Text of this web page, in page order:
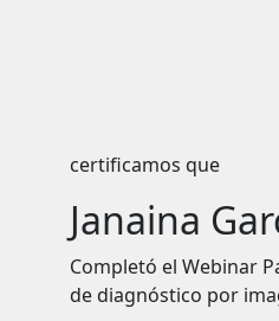
certificamos que
Janaina
Completó el Webinar
de diagnóstico por